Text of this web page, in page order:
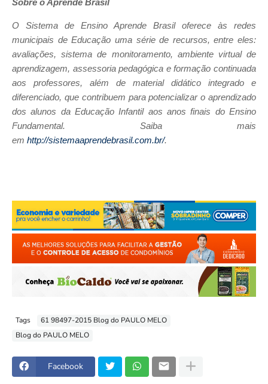
Sobre o Aprende Brasil
O Sistema de Ensino Aprende Brasil oferece às redes
municipais de Educação uma série de recursos, entre eles:
avaliações, sistema de monitoramento, ambiente virtual de
aprendizagem, assessoria pedagógica e formação continuada
aos professores, além de material didático integrado e
diferenciado, que contribuem para potencializar o aprendizado
dos alunos da Educação Infantil aos anos finais do Ensino
Fundamental. Saiba mais
em http://sistemaaprendebrasil.com.br/.
Tags
61 98497-2015 Blog do PAULO MELO
Blog do PAULO MELO
Facebook